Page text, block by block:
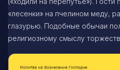
«лесенки» на пчелином меду,
глазурью. Подобные обычаи
религиозному смыслу